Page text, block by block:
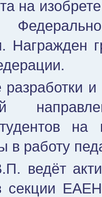
на
Награжден
разработки
на
в работу
ведёт
секции